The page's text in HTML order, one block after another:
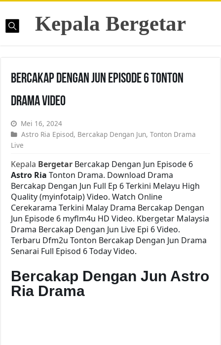
Kepala Bergetar
Bercakap Dengan Jun Episode 6 Tonton
Drama Video
Mei 16, 2024
Astro Ria Episod, Bercakap Dengan Jun,Tonton Drama
Live
Kepala Bergetar Bercakap Dengan Jun Episode 6
Astro RiaTonton Drama. Download Drama
Bercakap Dengan Jun Full Ep 6 Terkini Melayu High
Quality (myinfotaip) Video. Watch Online
Cerekarama Terkini Malay Drama Bercakap Dengan
Jun Episode 6 myflm4u HD Video. Kbergetar Malaysia
Drama Bercakap Dengan Jun Live Epi 6 Video.
Terbaru Dfm2u Tonton Bercakap Dengan Jun Drama
Senarai Full Episod 6 Today Video.
Bercakap Dengan Jun Astro
Ria Drama